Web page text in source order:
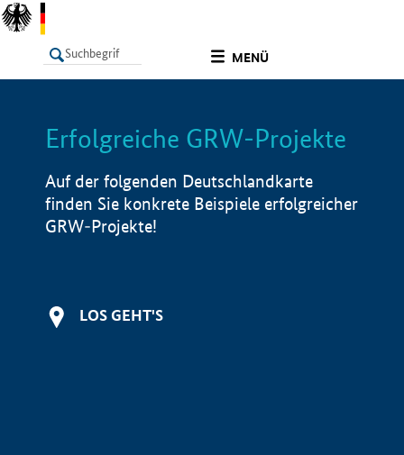
MENÜ
LISTE Info
Erfolgreiche GRW-Projekte
Auf der folgenden Deutschlandkarte
finden Sie konkrete Beispiele erfolgreicher
GRW-Projekte!
LOS GEHT'S